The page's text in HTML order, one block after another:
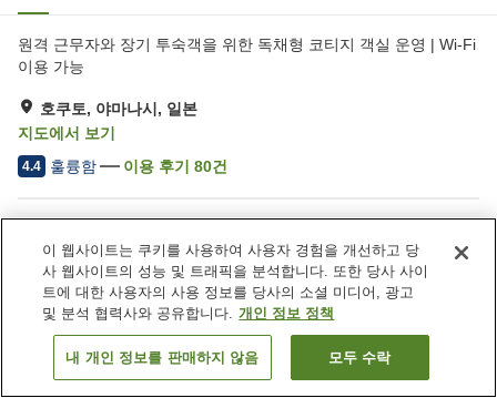
원격 근무자와 장기 투숙객을 위한 독채형 코티지 객실 운영 | Wi-Fi
이용 가능
호쿠토, 야마나시, 일본
지도에서 보기
4.4 훌륭함 이용 후기 80건
주차장 택배
일본 야마나시 호쿠토 이즈미엔
객실 보기
이 웹사이트는 쿠키를 사용하여 사용자 경험을 개선하고 당
사 웹사이트의 성능 및 트래픽을 분석합니다. 또한 당사 사이
트에 대한 사용자의 사용 정보를 당사의 소셜 미디어, 광고
및 분석 협력사와 공유합니다. 개인 정보 정책
내 개인 정보를 판매하지 않음 모두 수락